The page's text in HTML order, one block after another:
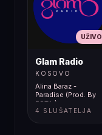
UŽIVO
Glam Radio
KOSOVO
Alina Baraz -
Paradise (Prod. By
ESTA.)
4 SLUŠATELJA